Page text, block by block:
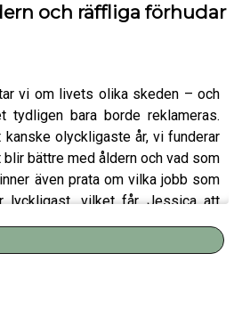
och räffliga förhudar
vi om livets olika skeden – och
bara borde reklameras.
olyckligaste år, vi funderar
bättre med åldern och vad som
även prata om vilka jobb som
lyckligast, vilket får Jessica att
helt och bli barnmorska.
var det det där med sekten och